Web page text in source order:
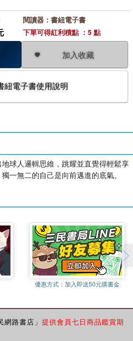
加入收藏
閱讀器：書紐電子書
下單可得紅利積點 ：5 點
紐電子書使用說明
球人邏輯思維，跳耀並直覺得輕鬆享
一無二的自己是向前邁進的底氣。
優惠方式： 加入即送50元購書金
路書店」 提供會員七日商品鑑賞期